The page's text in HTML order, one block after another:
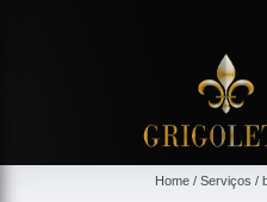
Home Serviços